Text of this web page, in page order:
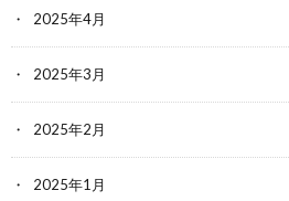
2025年4月
2025年3月
2025年2月
2025年1月